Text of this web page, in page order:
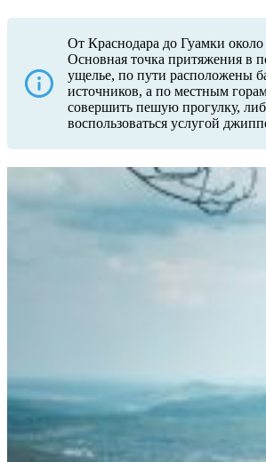
От Краснодара до Гуамки
Основная точка притяжения в
ущелье, по пути расположены
источников, а по местным
совершить пешую прогулку,
воспользоваться услугой